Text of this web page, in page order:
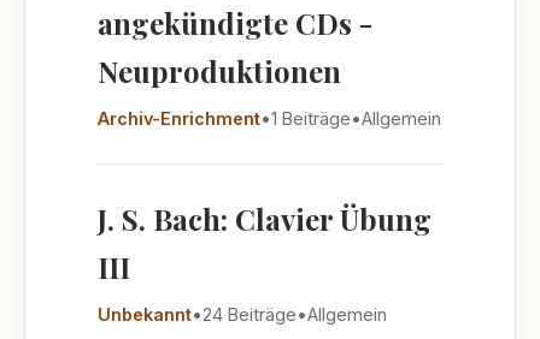
angekündigte CDs -
Neuproduktionen
Archiv-Enrichment•1 Beiträge•Allgemein
J. S. Bach: Clavier Übung
III
Unbekannt•24 Beiträge•Allgemein